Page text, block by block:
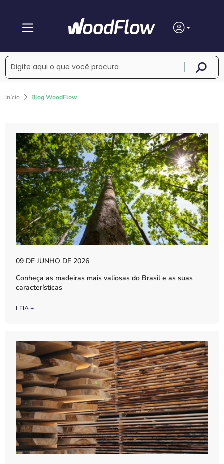
Início Blog WoodFlow
09 DE JUNHO DE 2026
Conheça as madeiras mais valiosas do Brasil e as suas
características
LEIA +